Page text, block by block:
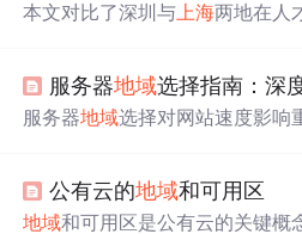
本文对比了深圳与 上海两地在人
服务器地域选择指南：深
服务器地域选择对网站速度影响
户及商业应用，广州适合华南用
实测选择节点，让服务器靠近目
公有云的地域和可用区
地域和可用区是公有云的关键概